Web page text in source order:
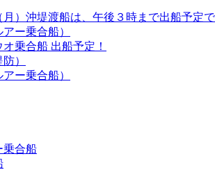
月）沖堤渡船は、午後３時まで出船予定
ー乗合船）
乗合船 出船予定！
）
ー乗合船）
乗合船